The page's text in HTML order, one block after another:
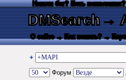
Нашли баг? Есть
DMSearch→
О сайте → Как искать? →
+
Форум